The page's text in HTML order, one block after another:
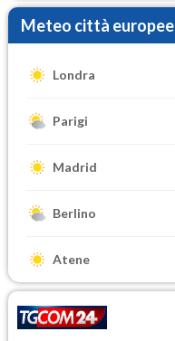
Meteo città europee
Londra
Parigi
Madrid
Berlino
Atene